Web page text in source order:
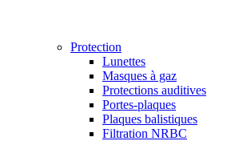
Protection
Lunettes
Masques à gaz
Protections auditives
Portes-plaques
Plaques balistiques
Filtration NRBC